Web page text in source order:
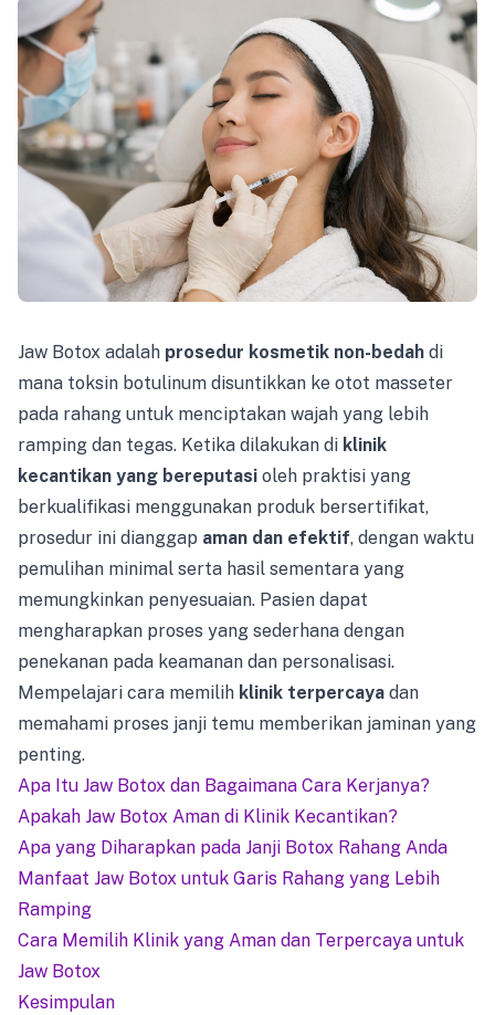
Jaw Botox adalah prosedur kosmetik non-bedah di
mana toksin botulinum disuntikkan ke otot masseter
pada rahang untuk menciptakan wajah yang lebih
ramping dan tegas. Ketika dilakukan di klinik
kecantikan yang bereputasi oleh praktisi yang
berkualifikasi menggunakan produk bersertifikat,
prosedur ini dianggap aman dan efektif, dengan waktu
pemulihan minimal serta hasil sementara yang
memungkinkan penyesuaian. Pasien dapat
mengharapkan proses yang sederhana dengan
penekanan pada keamanan dan personalisasi.
Mempelajari cara memilih klinik terpercaya dan
memahami proses janji temu memberikan jaminan yang
penting.
Apa Itu Jaw Botox dan Bagaimana Cara Kerjanya?
Apakah Jaw Botox Aman di Klinik Kecantikan?
Apa yang Diharapkan pada Janji Botox Rahang Anda
Manfaat Jaw Botox untuk Garis Rahang yang Lebih
Ramping
Cara Memilih Klinik yang Aman dan Terpercaya untuk
Jaw Botox
Kesimpulan